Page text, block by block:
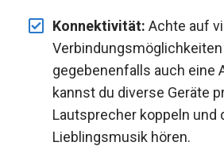
Konnektivität: Achte auf
gegebenenfalls auch eine
kannst du diverse Geräte
Lautsprecher koppeln und
Lieblingsmusik hören.